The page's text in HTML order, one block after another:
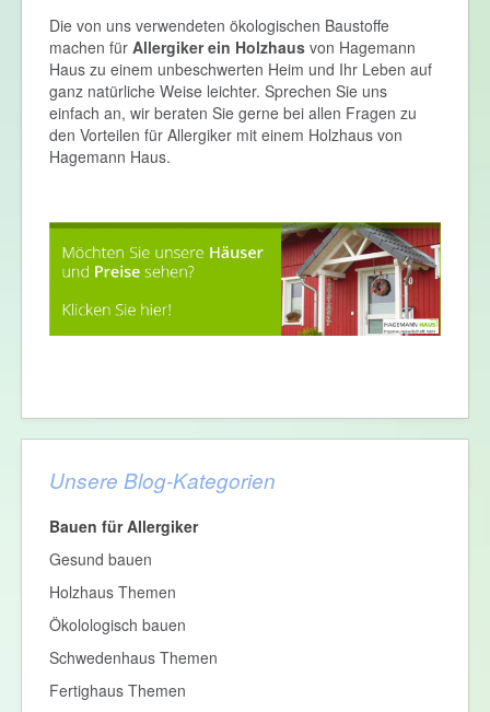
Die von uns verwendeten ökologischen Baustoffe
machen für Allergiker ein Holzhaus von Hagemann
Haus zu einem unbeschwerten Heim und Ihr Leben auf
ganz natürliche Weise leichter. Sprechen Sie uns
einfach an, wir beraten Sie gerne bei allen Fragen zu
den Vorteilen für Allergiker mit einem Holzhaus von
Hagemann Haus.
Unsere Blog-Kategorien
Bauen für Allergiker
Gesund bauen
Holzhaus Themen
Ökolologisch bauen
Schwedenhaus Themen
Fertighaus Themen